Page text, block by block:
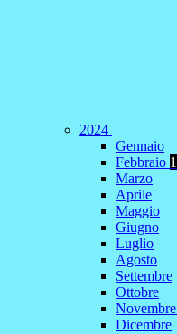
2024
Gennaio
Febbraio 1
Marzo
Aprile
Maggio
Giugno
Luglio
Agosto
Settembre
Ottobre
Novembre
Dicembre